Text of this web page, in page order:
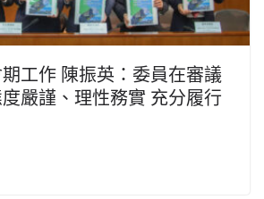
工作 陳振英：委員在審議
嚴謹、理性務實 充分履行